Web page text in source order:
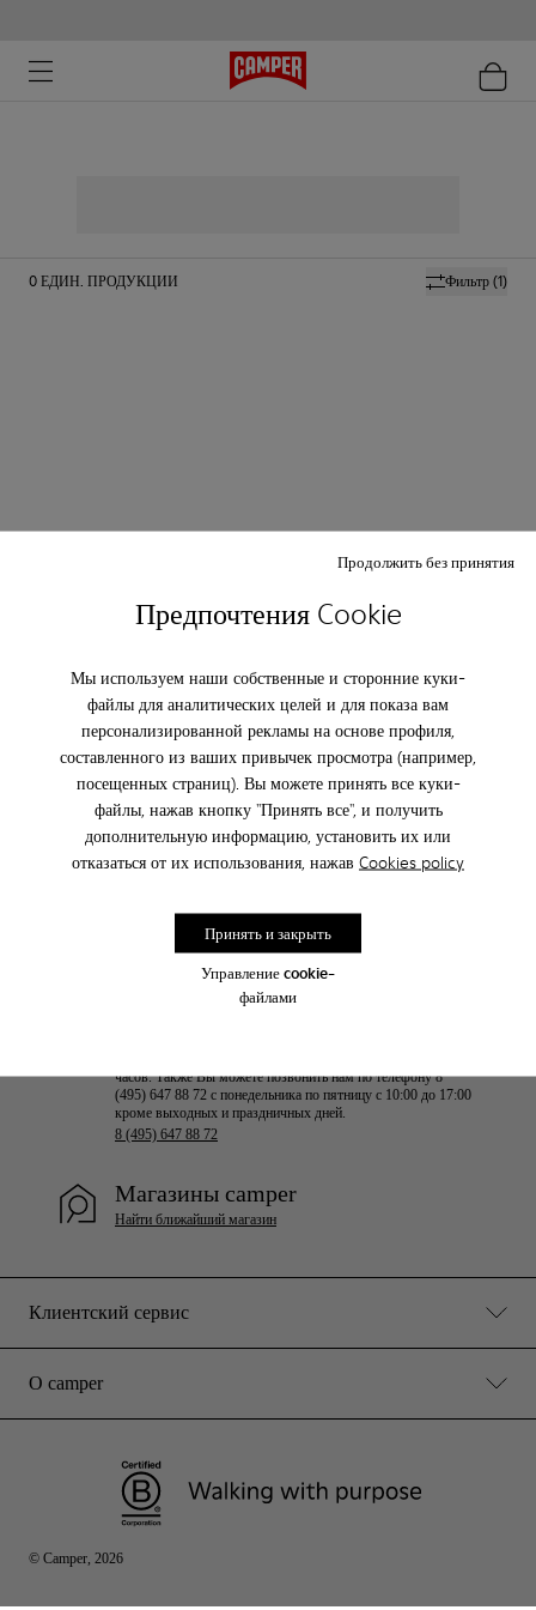
Предпочтения Cookie
Мы используем наши собственные и сторонние куки-
файлы для аналитических целей и для показа вам
персонализированной рекламы на основе профиля,
составленного из ваших привычек просмотра (например,
посещенных страниц). Вы можете принять все куки-
файлы, нажав кнопку "Принять все", и получить
дополнительную информацию, установить их или
отказаться от их использования, нажав Cookies policy
Управление cookie-
файлами
Продолжить без принятия
Принять и закрыть
Фильтр(1)
0ЕДИН. ПРОДУКЦИИ
ПОДПИШИТЕСЬ И ПОЛУЧИТЕ
СКИДКУ 10%
Став частью семьи Camper вы получите информацию о новинках,
подписаться
Клиентский сервис
О camper
часов. Также Вы можете позвонить нам по телефону 8
(495) 647 88 72 с понедельника по пятницу с 10:00 до 17:00
кроме выходных и праздничных дней.
8 (495) 647 88 72
Магазины camper
Найти ближайший магазин
© Camper, 2026
Россия